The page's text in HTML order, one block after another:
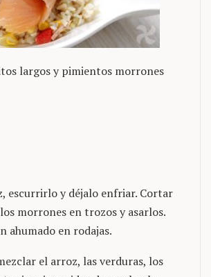
largos y pimientos morrones
escurrirlo y déjalo enfriar. Cortar
morrones en trozos y asarlos.
ahumado en rodajas.
el arroz, las verduras, los